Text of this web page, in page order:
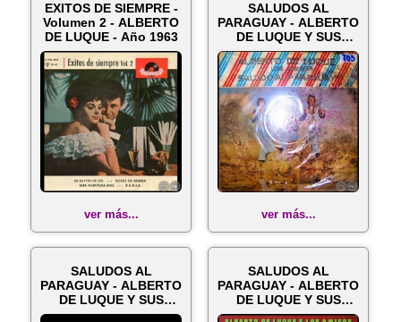
EXITOS DE SIEMPRE -
Volumen 2 - ALBERTO
DE LUQUE - Año 1963
ver más...
SALUDOS AL
PARAGUAY - ALBERTO
DE LUQUE Y SUS
AMIGOS - Año 1974
ver más...
SALUDOS AL
PARAGUAY - ALBERTO
DE LUQUE Y SUS
AMIGOS - Año 1974
SALUDOS AL
PARAGUAY - ALBERTO
DE LUQUE Y SUS
AMIGOS - Año 1974